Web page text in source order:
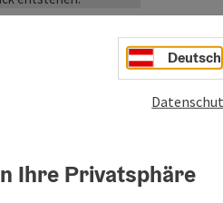
Copyright
für
brüten bis zu
Deutsch
Ihre Privatsphäre